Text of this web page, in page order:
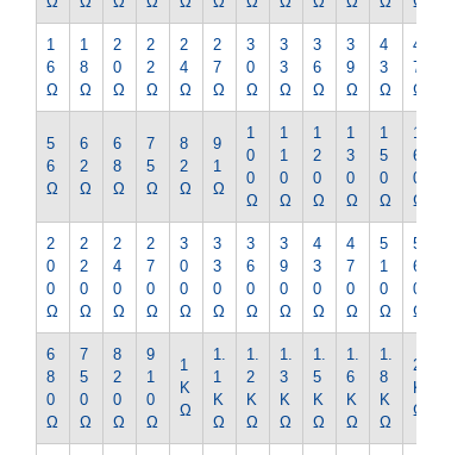
1
6
Ω
1
8
Ω
2
0
Ω
2
2
Ω
2
4
Ω
2
7
Ω
3
0
Ω
3
3
Ω
3
6
Ω
3
9
Ω
4
3
Ω
4
7
Ω
5
6
Ω
6
2
Ω
6
8
Ω
7
5
Ω
8
2
Ω
9
1
Ω
1
0
0
Ω
1
1
0
Ω
1
2
0
Ω
1
3
0
Ω
1
5
0
Ω
1
6
0
Ω
2
0
0
Ω
2
2
0
Ω
2
4
0
Ω
2
7
0
Ω
3
0
0
Ω
3
3
0
Ω
3
6
0
Ω
3
9
0
Ω
4
3
0
Ω
4
7
0
Ω
5
1
0
Ω
5
6
0
Ω
6
8
0
Ω
7
5
0
Ω
8
2
0
Ω
9
1
0
Ω
1
K
Ω
1.
1
K
Ω
1.
2
K
Ω
1.
3
K
Ω
1.
5
K
Ω
1.
6
K
Ω
1.
8
K
Ω
2
K
Ω